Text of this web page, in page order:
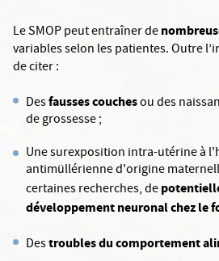
Le SMOP peut entraîner de
variables selon les patientes. Outre
de citer :
Desfausses couchesou des
de grossesse ;
Une surexposition intra-utérine à
antimüllérienne d'origine
certaines recherches, de
développement neuronal chez le
Destroubles ducomportement